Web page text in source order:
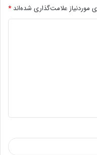
علامت‌گذاری شده‌اند *